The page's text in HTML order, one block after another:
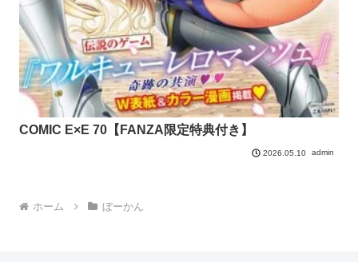
COMIC E×E 70【FANZA限定特典付き】
2026.05.10 admin
ホーム ぼーかん